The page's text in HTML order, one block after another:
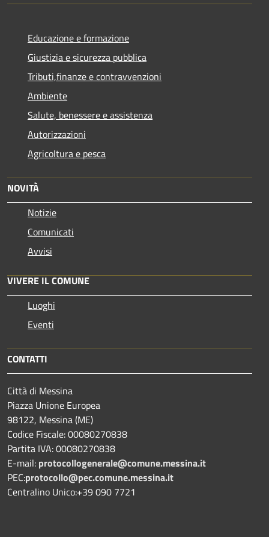
Educazione e formazione
Giustizia e sicurezza pubblica
Tributi,finanze e contravvenzioni
Ambiente
Salute, benessere e assistenza
Autorizzazioni
Agricoltura e pesca
NOVITÀ
Notizie
Comunicati
Avvisi
VIVERE IL COMUNE
Luoghi
Eventi
CONTATTI
Città di Messina
Piazza Unione Europea
98122, Messina (ME)
Codice Fiscale: 00080270838
Partita IVA: 00080270838
E-mail: protocollogenerale@comune.messina.it
PEC:protocollo@pec.comune.messina.it
Centralino Unico:+39 090 7721